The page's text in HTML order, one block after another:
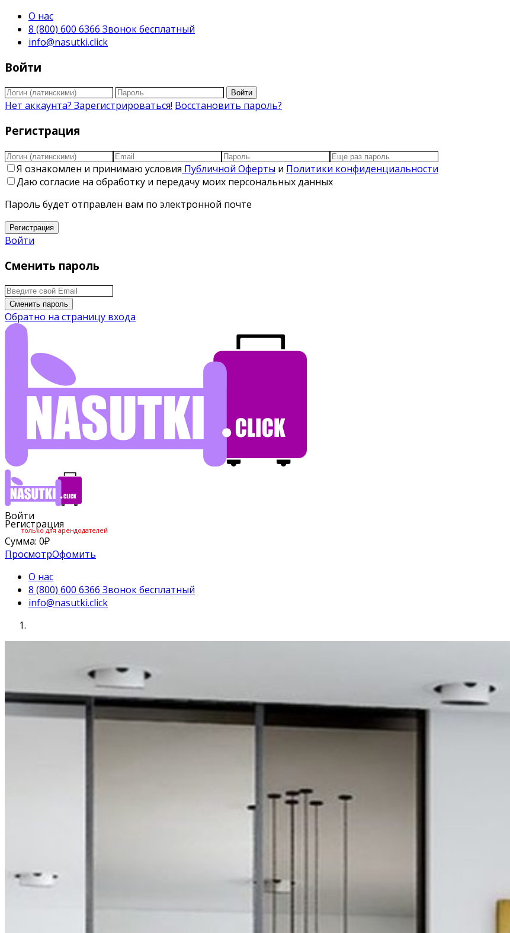
О нас
8 (800) 600 6366 Звонок бесплатный
info@nasutki.click
Войти
Войти
Нет аккаунта? Зарегистрироваться! Восстановить пароль?
Регистрация
Я ознакомлен и принимаю условия Публичной Оферты и Политики конфиденциальности
Даю согласие на обработку и передачу моих персональных данных
Пароль будет отправлен вам по электронной почте
Регистрация
Войти
Сменить пароль
Сменить пароль
Обратно на страницу входа
Войти
Регистрация
только для арендодателей
Сумма: 0₽
ПросмотрОфомить
О нас
8 (800) 600 6366 Звонок бесплатный
info@nasutki.click